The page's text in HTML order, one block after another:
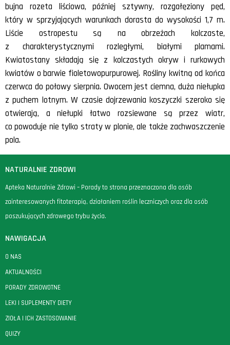
bujna rozeta liściowa, później sztywny, rozgałęziony pęd,
który w sprzyjających warunkach dorasta do wysokości 1,7 m.
Liście ostropestu są na obrzeżach kolczaste,
z charakterystycznymi rozległymi, białymi plamami.
Kwiatostany składają się z kolczastych okryw i rurkowych
kwiatów o barwie fioletowopurpurowej. Rośliny kwitną od końca
czerwca do połowy sierpnia. Owocem jest ciemna, duża niełupka
z puchem lotnym. W czasie dojrzewania koszyczki szeroko się
otwierają, a niełupki łatwo rozsiewane są przez wiatr,
co powoduje nie tylko straty w plonie, ale także zachwaszczenie
pola.
NATURALNIE ZDROWI
Apteka Naturalnie Zdrowi – Porady to strona przeznaczona dla osób
zainteresowanych fitoterapią, działaniem roślin leczniczych oraz dla osób
poszukujących zdrowego trybu życia.
NAWIGACJA
O NAS
AKTUALNOŚCI
PORADY ZDROWOTNE
LEKI I SUPLEMENTY DIETY
ZIOŁA I ICH ZASTOSOWANIE
QUIZY